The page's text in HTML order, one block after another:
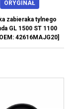
ORYGINAŁ
zabieraka tylnego
GL 1500 ST 1100
42616MAJG20]